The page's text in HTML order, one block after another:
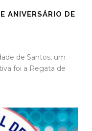
ANIVERSÁRIO DE
de Santos, um
foi a Regata de